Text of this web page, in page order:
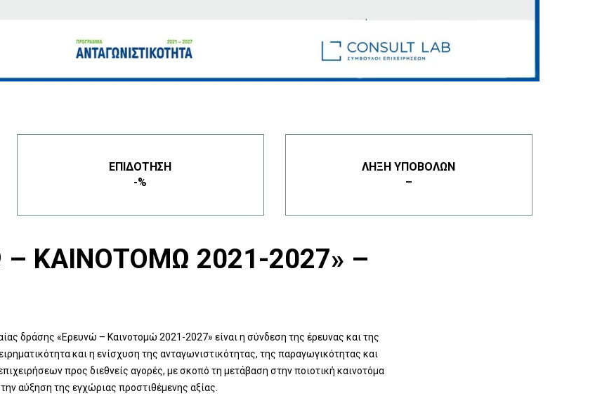
ΕΠΙΔΌΤΗΣΗ
-%
ΛΉΞΗ ΥΠΟΒΟΛΏΝ
–
– ΚΑΙΝΟΤΟΜΏ 2021-2027» –
δράσης «Ερευνώ – Καινοτομώ 2021-2027» είναι η σύνδεση της έρευνας και της
και η ενίσχυση της ανταγωνιστικότητας, της παραγωγικότητας και
προς διεθνείς αγορές, με σκοπό τη μετάβαση στην ποιοτική καινοτόμα
αύξηση της εγχώριας προστιθέμενης αξίας.